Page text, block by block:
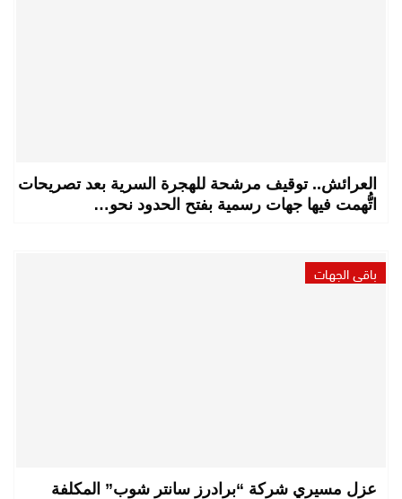
العرائش.. توقيف مرشحة للهجرة السرية بعد تصريحات
اتُّهمت فيها جهات رسمية بفتح الحدود نحو…
باقي الجهات
عزل مسيري شركة “برادرز سانتر شوب” المكلفة